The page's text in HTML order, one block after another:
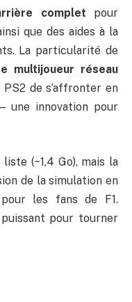
complet pour
que des aides à la
La particularité de
multijoueur réseau
de s’affronter en
une innovation pour
(~1,4 Go), mais la
de la simulation en
les fans de F1.
pour tourner